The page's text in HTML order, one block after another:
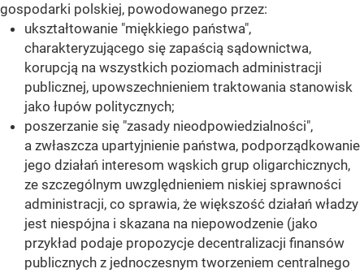
gospodarki polskiej, powodowanego przez:
ukształtowanie "miękkiego państwa",
charakteryzującego się zapaścią sądownictwa,
korupcją na wszystkich poziomach administracji
publicznej, upowszechnieniem traktowania stanowisk
jako łupów politycznych;
poszerzanie się "zasady nieodpowiedzialności",
a zwłaszcza upartyjnienie państwa, podporządkowanie
jego działań interesom wąskich grup oligarchicznych,
ze szczególnym uwzględnieniem niskiej sprawności
administracji, co sprawia, że większość działań władzy
jest niespójna i skazana na niepowodzenie (jako
przykład podaje propozycje decentralizacji finansów
publicznych z jednoczesnym tworzeniem centralnego